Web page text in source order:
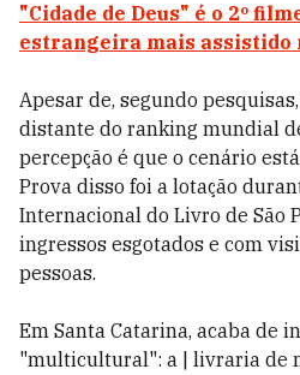
"Cidade de Deus" é o 2º
estrangeira mais assistido
Apesar de, segundo
distante do ranking mundial
percepção é que o cenário
Prova disso foi a lotação
Internacional do Livro de São
ingressos esgotados e com
pessoas.
Em Santa Catarina, acaba de
"multicultural": a | livraria de